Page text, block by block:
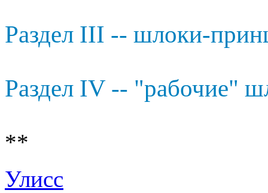
Раздел III -- шлоки-
Раздел IV -- "рабочие"
**
Улисс